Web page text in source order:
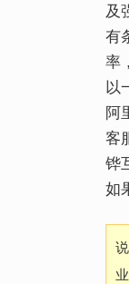
及
有
率
以
阿
客
铧
如